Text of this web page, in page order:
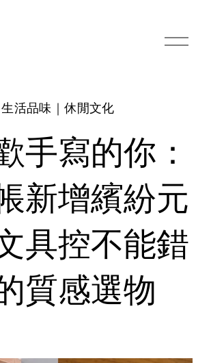
O
p
手寫的你：
新增繽紛元
具控不能錯
質感選物
生活品味｜休閒文化